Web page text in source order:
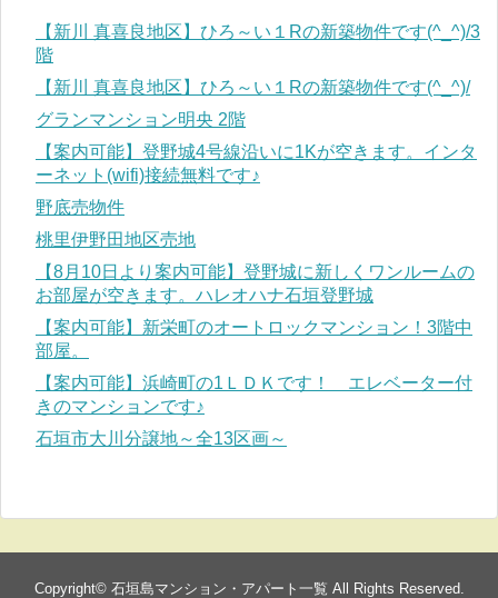
【新川 真喜良地区】ひろ～い１Rの新築物件です(^_^)/3
階
【新川 真喜良地区】ひろ～い１Rの新築物件です(^_^)/
グランマンション明央 2階
【案内可能】登野城4号線沿いに1Kが空きます。インタ
ーネット(wifi)接続無料です♪
野底売物件
桃里伊野田地区売地
【8月10日より案内可能】登野城に新しくワンルームの
お部屋が空きます。ハレオハナ石垣登野城
【案内可能】新栄町のオートロックマンション！3階中
部屋。
【案内可能】浜崎町の1ＬＤＫです！ エレベーター付
きのマンションです♪
石垣市大川分譲地～全13区画～
Copyright© 石垣島マンション・アパート一覧 All Rights Reserved.